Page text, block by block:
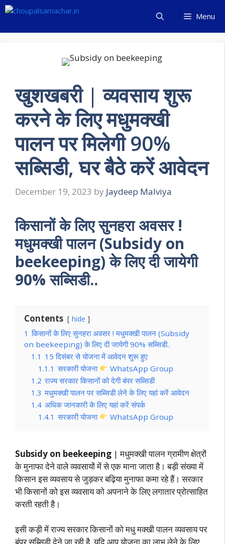
Skip
content
Menu
खुशखबरी | व्यवसाय शुरू
करने के लिए मधुमक्खी
पालन पर मिलेगी 90%
सब्सिडी, घर बैठे करें आवेदन
December 19, 2023 by Jaydeep Malviya
किसानों के लिए सुनहरा अवसर !
मधुमक्खी पालन (Subsidy on
beekeeping) के लिए दी जायेगी
90% सब्सिडी..
Contents hide
1 किसानों के लिए सुनहरा अवसर ! मधुमक्खी पालन (Subsidy
on beekeeping) के लिए दी जायेगी 90% सब्सिडी..
1.1 15 दिसंबर से योजना में आवेदन शुरू हुए
1.1.1 सरकारी योजना
WhatsApp Group
1.2 राज्य सरकार किसानों को देगी बंपर सब्सिडी
1.3 मधुमक्खी पालन पर सब्सिडी लेने के लिए यहां करें आवेदन
1.4 अधिक जानकारी के लिए यहां करें संपर्क
1.4.1 सरकारी योजना WhatsApp Group
Subsidy on beekeeping | मधुमक्खी पालन ग्रामीण क्षेत्रों
के मुनाफा देने वाले व्यवसायों में से एक माना जाता है। बड़ी संख्या में
किसान इस व्यवसाय से जुड़कर बढ़िया मुनाफा कमा रहे हैं। सरकार
भी किसानों को इस व्यवसाय को अपनाने के लिए लगातार प्रोत्साहित
करती रहती है।
इसी कड़ी में राज्य सरकार किसानों को मधु मक्खी पालन व्यवसाय पर